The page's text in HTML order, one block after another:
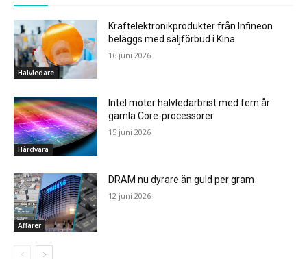
Halvledare
Kraftelektronikprodukter från Infineon
beläggs med säljförbud i Kina
16 juni 2026
Hårdvara
Intel möter halvledarbrist med fem år
gamla Core-processorer
15 juni 2026
Affärer
DRAM nu dyrare än guld per gram
12 juni 2026